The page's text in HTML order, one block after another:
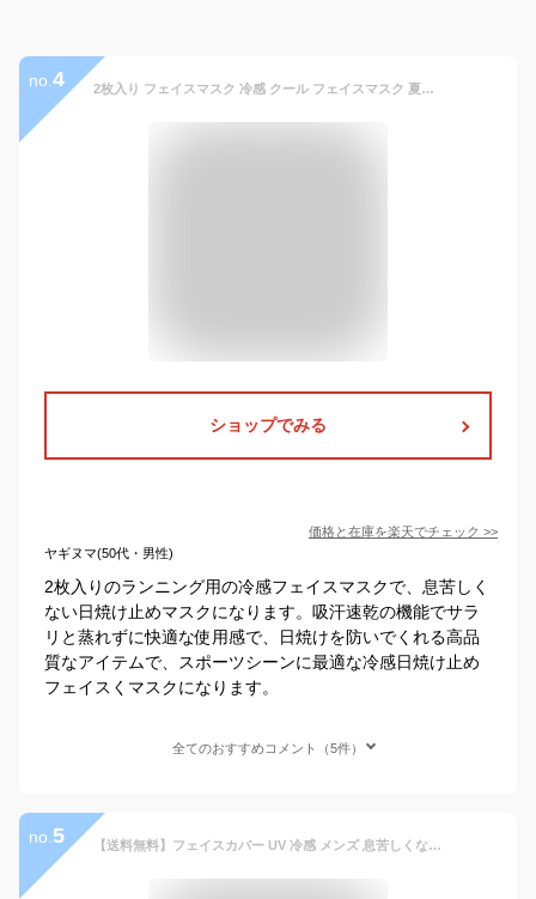
no. 4 2枚入り フェイスマスク 冷感 クール フェイスマスク 夏用 フェイスカバー スポーツ 息苦しくない UVカット 日焼け防止マスク 冷感 吸汗速乾 おしゃれ 紫外線対策 花粉対策 メンズ レディース アウトドア 自転車 ウォーキング ランニング
ショップでみる
価格と在庫を楽天でチェック >>
ヤギヌマ(50代・男性)
2枚入りのランニング用の冷感フェイスマスクで、息苦しく
ない日焼け止めマスクになります。吸汗速乾の機能でサラ
リと蒸れずに快適な使用感で、日焼けを防いでくれる高品
質なアイテムで、スポーツシーンに最適な冷感日焼け止め
フェイスくマスクになります。
全てのおすすめコメント（5件）
no. 5 【送料無料】フェイスカバー UV 冷感 メンズ 息苦しくない 夏 ネックガード 洗える レディース UVカット 日よけ対策 紫外線対策 ネックカバー 耳かけタイプ フェイスガード ランニングマスク フェイスマスク フリーサイズ 吸水速乾 アウトドア 自転車 バイク